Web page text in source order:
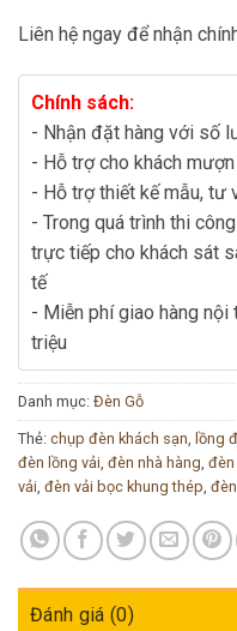
Liên hệ ngay để nhận
Chính sách:
- Nhận đặt hàng với số
- Hỗ trợ cho khách
- Hỗ trợ thiết kế mẫu, tư
- Trong quá trình thi
trực tiếp cho khách sát
tế
- Miễn phí giao hàng
triệu
Danh mục: Đèn Gỗ
Thẻ: chụp đèn khách sạn lồng
đèn lồng vải đèn nhà hàng đèn
vải đèn vải bọc khung thép
Đánh giá (0)